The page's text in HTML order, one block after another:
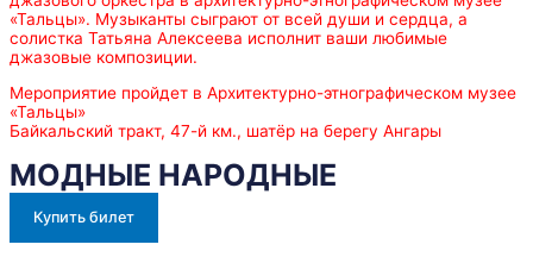
«Тальцы». Музыканты сыграют от всей души и сердца, а
солистка Татьяна Алексеева исполнит ваши любимые
джазовые композиции.
Мероприятие пройдет в Архитектурно-этнографическом музее
«Тальцы»
Байкальский тракт, 47-й км., шатёр на берегу Ангары
МОДНЫЕ НАРОДНЫЕ
Купить билет